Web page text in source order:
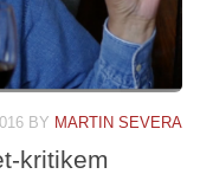
BY MARTIN SEVERA
kritikem